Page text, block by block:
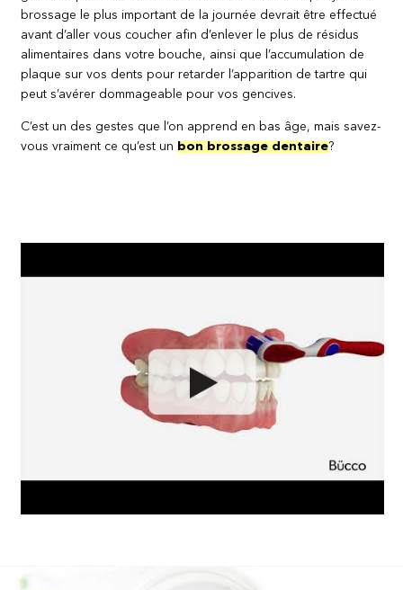
brossage le plus important de la journée devrait être effectué
avant d’aller vous coucher afin d’enlever le plus de résidus
alimentaires dans votre bouche, ainsi que l’accumulation de
plaque sur vos dents pour retarder l’apparition de tartre qui
peut s’avérer dommageable pour vos gencives.
C’est un des gestes que l’on apprend en bas âge, mais savez-
vous vraiment ce qu’est un bon brossage dentaire?